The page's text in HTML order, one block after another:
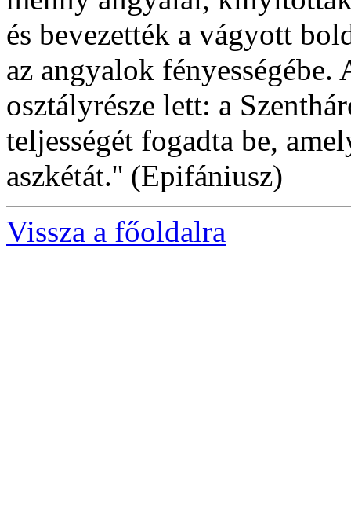
és bevezették a vágyott
az angyalok
osztályrésze lett: a
teljességét fogadta be,
aszkétát.'' (Epifániusz)
Vissza a főoldalra